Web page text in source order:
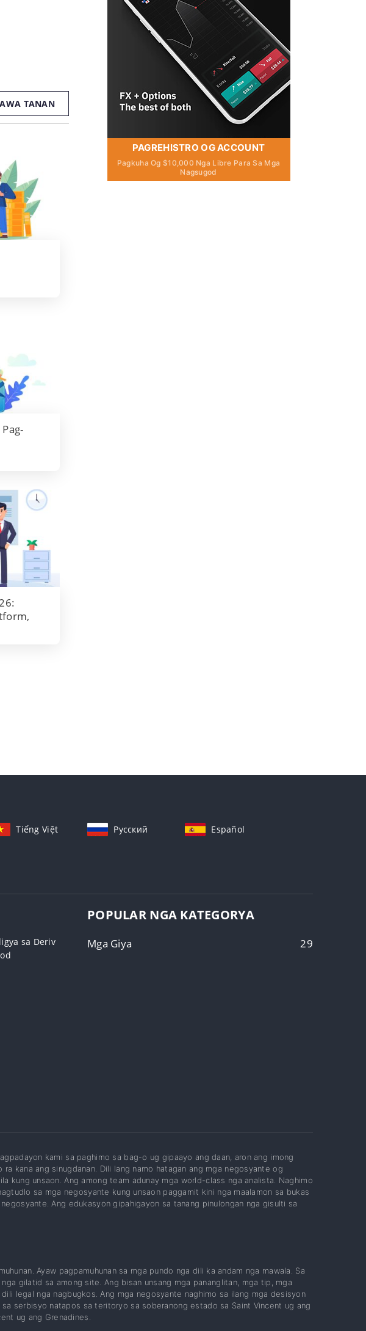
TANAN
Risk
PAGREHISTRO OG ACCOUNT
Pagkuha Og $10,000 Nga Libre Para Sa Mga
Nagsugod
Tiếng Việt Русский Español
sa Deriv
POPULAR NGA KATEGORYA
Mga Giya 29
kami sa paghimo sa bag-o ug gipaayo ang daan, aron ang imong
kana ang sinugdanan. Dili lang namo hatagan ang mga negosyante og
kung unsaon. Ang among team adunay mga world-class nga analista. Naghimo
sa mga negosyante kung unsaon paggamit kini nga maalamon sa bukas
Ang edukasyon gipahigayon sa tanang pinulongan nga gisulti sa
Ayaw pagpamuhunan sa mga pundo nga dili ka andam nga mawala. Sa
gilatid sa among site. Ang bisan unsang mga pananglitan, mga tip, mga
legal nga nagbugkos. Ang mga negosyante naghimo sa ilang mga desisyon
serbisyo natapos sa teritoryo sa soberanong estado sa Saint Vincent ug ang
ug ang Grenadines.